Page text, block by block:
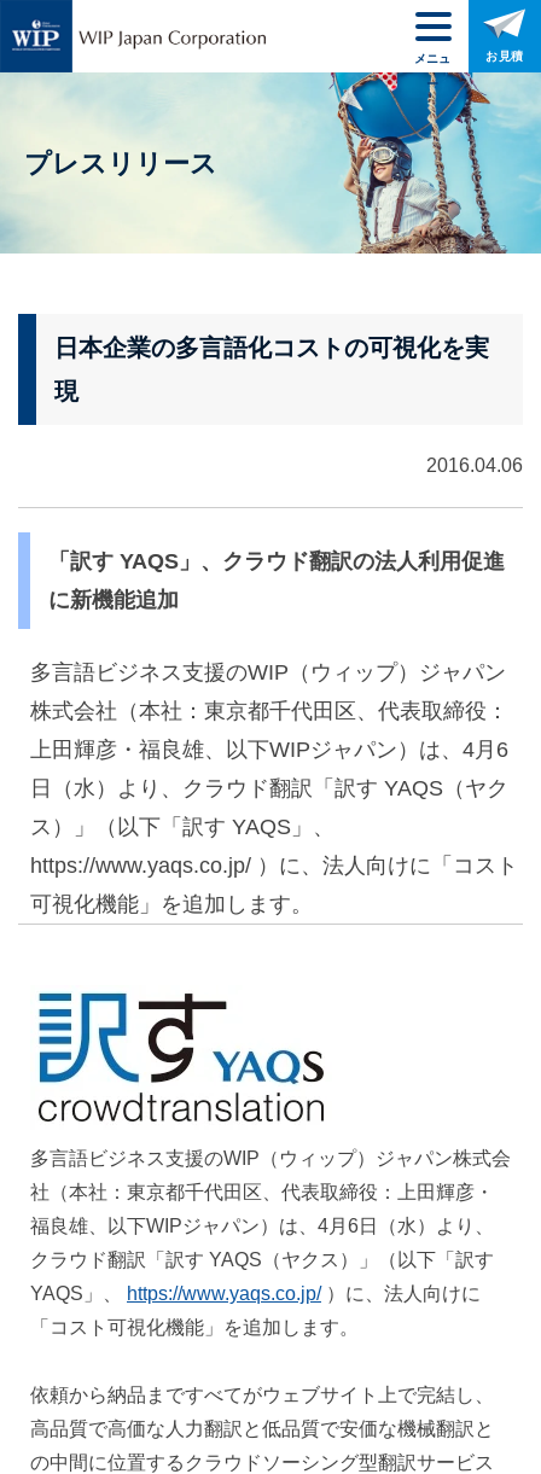
プレスリリース
日本企業の多言語化コストの可視化を実
現
2016.04.06
「訳す YAQS」、クラウド翻訳の法人利用促進
に新機能追加
多言語ビジネス支援のWIP（ウィップ）ジャパン
株式会社（本社：東京都千代田区、代表取締役：
上田輝彦・福良雄、以下WIPジャパン）は、4月6
日（水）より、クラウド翻訳「訳す YAQS（ヤク
ス）」（以下「訳す YAQS」、
https://www.yaqs.co.jp/ ）に、法人向けに「コスト
可視化機能」を追加します。
多言語ビジネス支援のWIP（ウィップ）ジャパン株式会
社（本社：東京都千代田区、代表取締役：上田輝彦・
福良雄、以下WIPジャパン）は、4月6日（水）より、
クラウド翻訳「訳す YAQS（ヤクス）」（以下「訳す
YAQS」、
https://www.yaqs.co.jp/）に、法人向けに
「コスト可視化機能」を追加します。
依頼から納品まですべてがウェブサイト上で完結し、
高品質で高価な人力翻訳と低品質で安価な機械翻訳と
の中間に位置するクラウドソーシング型翻訳サービス
メニュ
ー
お見積